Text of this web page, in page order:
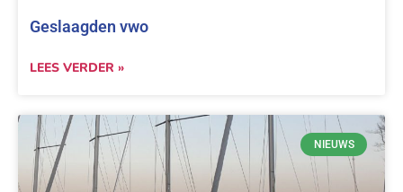
Geslaagden vwo
LEES VERDER »
NIEUWS